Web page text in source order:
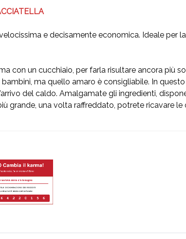
e decisamente economica. Ideale per
con un cucchiaio, per farla risultare ancora più
ma quello amaro è consigliabile. In
del caldo. Amalgamate gli ingredienti,
grande, una volta raffreddato, potrete ricavare le